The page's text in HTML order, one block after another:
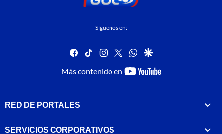
Síguenos en:
facebook
tiktok instagram
twitterwhatsapp
google
Más contenido en
youtube-
RED DE PORTALES
SERVICIOS CORPORATIVOS